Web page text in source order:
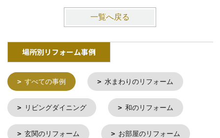
一覧へ戻る
場所別リフォーム事例
すべての事例 水まわりのリフォーム
リビングダイニング 和のリフォーム
玄関のリフォーム お部屋のリフォーム